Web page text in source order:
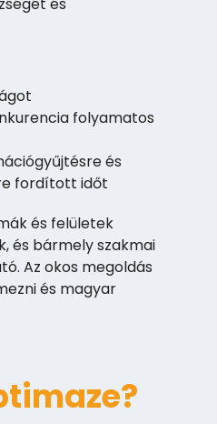
folyamatos
és
fordított időt
és felületek
és bármely szakmai
Az okos megoldás
és magyar